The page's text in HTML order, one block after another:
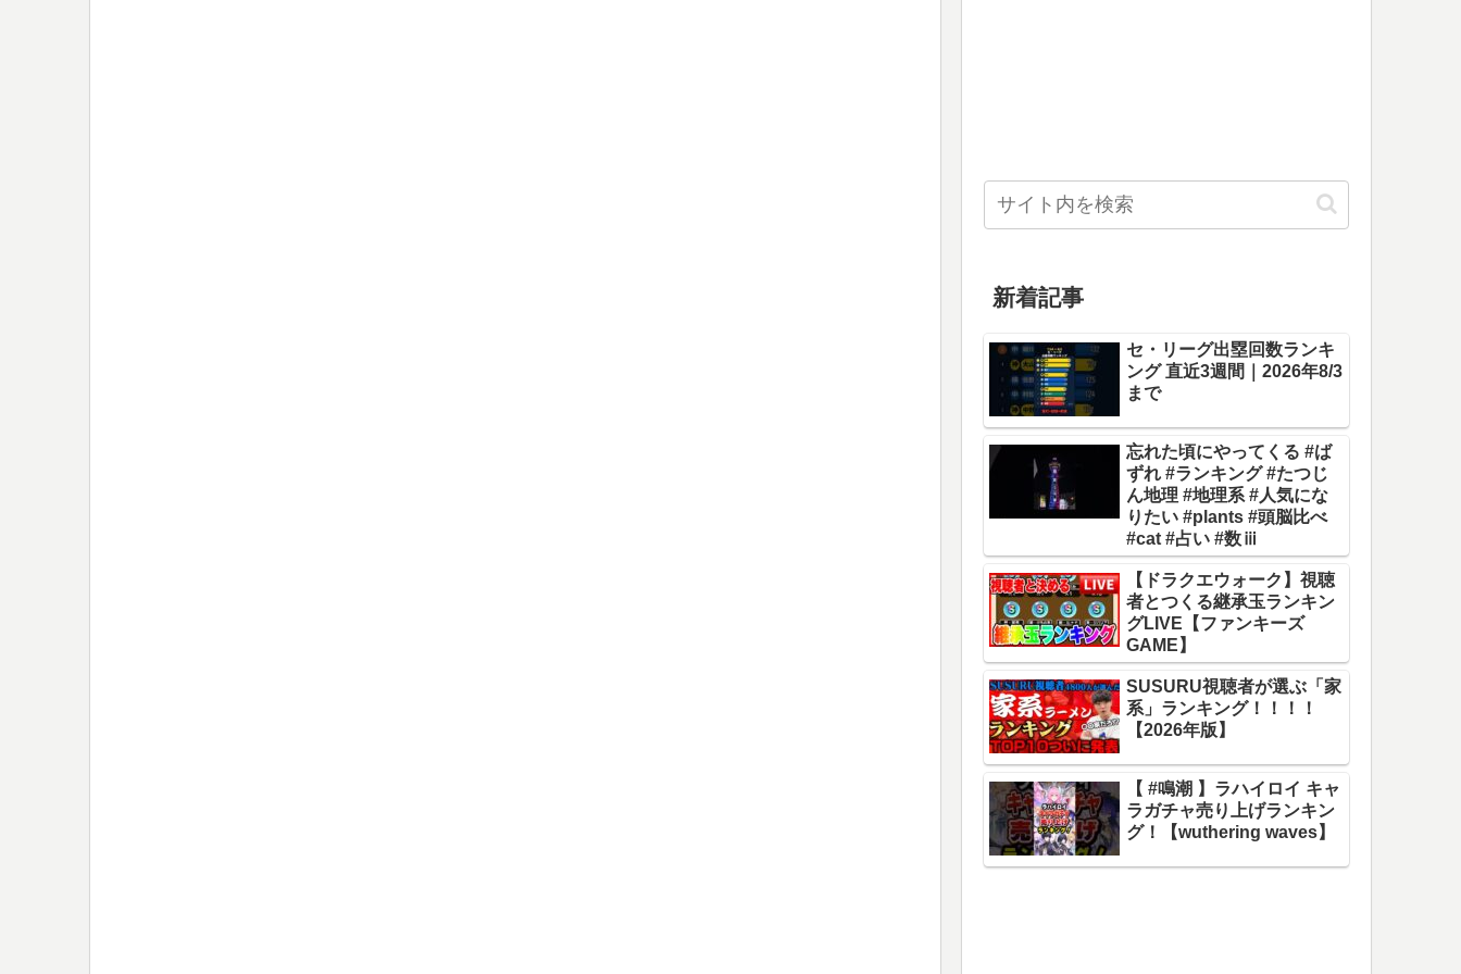
新着記事
セ・リーグ出塁回数ランキ
ング 直近3週間｜2026年8/3
まで
忘れた頃にやってくる #ば
ずれ #ランキング #たつじ
ん地理 #地理系 #人気にな
りたい #plants #頭脳比べ
#cat #占い #数ⅲ
【ドラクエウォーク】視聴
者とつくる継承玉ランキン
グLIVE【ファンキーズ
GAME】
SUSURU視聴者が選ぶ「家
系」ランキング！！！！
【2026年版】
【 #鳴潮 】ラハイロイ キャ
ラガチャ売り上げランキン
グ！【wuthering waves】